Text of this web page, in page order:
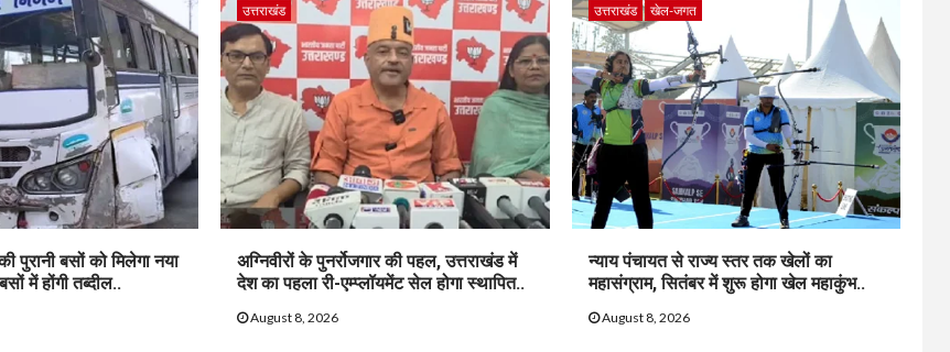
पुरानी बसों को मिलेगा नया
में होंगी तब्दील..
उत्तराखंड
अग्निवीरों के पुनर्रोजगार की पहल, उत्तराखंड में
देश का पहला री-एम्प्लॉयमेंट सेल होगा स्थापित..
August 8, 2026
उत्तराखंड खेल-जगत
न्याय पंचायत से राज्य स्तर तक खेलों का
महासंग्राम, सितंबर में शुरू होगा खेल महाकुंभ..
August 8, 2026